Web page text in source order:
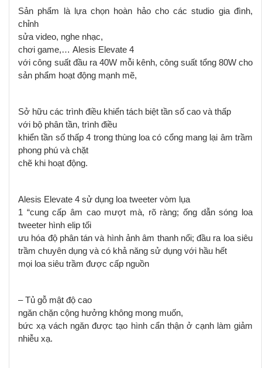
Sản phẩm là lựa chọn hoàn hảo cho các studio gia đình,
chỉnh
sửa video, nghe nhạc,
chơi game,… Alesis Elevate 4
với công suất đầu ra40W mỗi kênh, công suất tổng 80Wcho
sản phẩm hoạt động mạnh mẽ,
Sở hữu các trình điều khiển tách biệt tần số cao và thấp
với bộ phân tần, trình điều
khiển tần số thấp 4 trong thùng loa có cổng mang lại âm trầm
phong phú và chặt
chẽ khi hoạt động.
Alesis Elevate 4 sử dụng loa tweeter vòm lụa
1 “cung cấp âm cao mượt mà, rõ ràng; ống dẫn sóng loa
tweeter hình elip tối
ưu hóa độ phân tán và hình ảnh âm thanh nổi;đầu ra loa siêu
trầm chuyên dụng và có khả năng sử dụng với hầu hết
mọi loa siêu trầm được cấp nguồn
– Tủ gỗ mật độ cao
ngăn chặn cộng hưởng không mong muốn,
bức xạ vách ngăn được tạo hình cẩn thận ở cạnh làm giảm
nhiễu xạ.